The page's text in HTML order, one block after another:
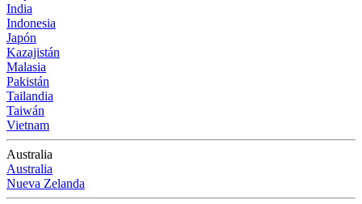
India
Indonesia
Japón
Kazajistán
Malasia
Pakistán
Tailandia
Taiwán
Vietnam
Australia
Australia
Nueva Zelanda